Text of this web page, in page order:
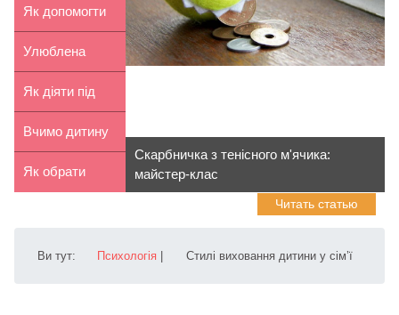
мова для
дитини
Як допомогти
дитині обрати
майб...
Улюблена
няня чи
улюблена
мама?
Як діяти під
час істерики
дитини
Вчимо дитину
поважати
Як обрати
дитині
Скарбничка з тенісного м'ячика:
майстер-клас
Читать статью
Ви тут: Психологія Стилі виховання дитини у сім’ї